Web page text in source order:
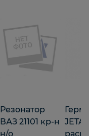
Резонатор
ВАЗ 21101 кр-н
н/о